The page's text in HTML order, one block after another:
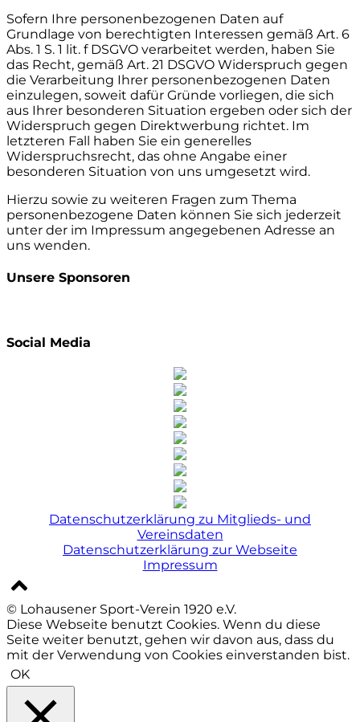
Sofern Ihre personenbezogenen Daten auf
Grundlage von berechtigten Interessen gemäß Art. 6
Abs. 1 S. 1 lit. f DSGVO verarbeitet werden, haben Sie
das Recht, gemäß Art. 21 DSGVO Widerspruch gegen
die Verarbeitung Ihrer personenbezogenen Daten
einzulegen, soweit dafür Gründe vorliegen, die sich
aus Ihrer besonderen Situation ergeben oder sich der
Widerspruch gegen Direktwerbung richtet. Im
letzteren Fall haben Sie ein generelles
Widerspruchsrecht, das ohne Angabe einer
besonderen Situation von uns umgesetzt wird.
Hierzu sowie zu weiteren Fragen zum Thema
personenbezogene Daten können Sie sich jederzeit
unter der im Impressum angegebenen Adresse an
uns wenden.
Unsere Sponsoren
Social Media
Datenschutzerklärung zu Mitglieds- und
Vereinsdaten
Datenschutzerklärung zur Webseite
Impressum
© Lohausener Sport-Verein 1920 e.V.
Diese Webseite benutzt Cookies. Wenn du diese
Seite weiter benutzt, gehen wir davon aus, dass du
mit der Verwendung von Cookies einverstanden bist.
OK